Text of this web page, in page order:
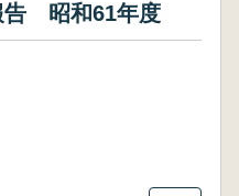
告 昭和61年度